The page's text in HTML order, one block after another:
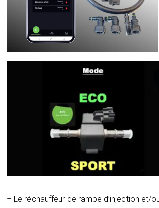
– Le réchauffeur de rampe d’injection et/